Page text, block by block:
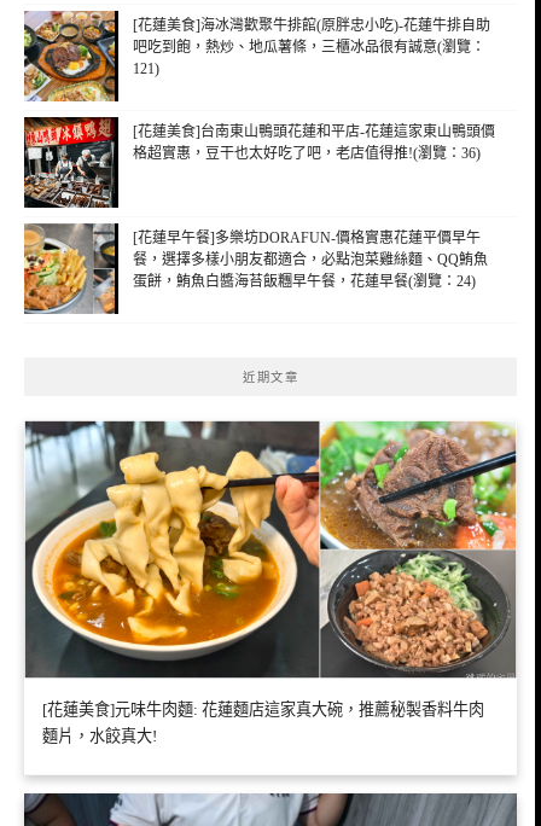
[花蓮美食]海冰灣歡聚牛排館(原胖忠小吃)-花蓮牛排自助
吧吃到飽，熱炒、地瓜薯條，三櫃冰品很有誠意(瀏覽：
121)
[花蓮美食]台南東山鴨頭花蓮和平店-花蓮這家東山鴨頭價
格超實惠，豆干也太好吃了吧，老店值得推!(瀏覽：36)
[花蓮早午餐]多樂坊DORAFUN-價格實惠花蓮平價早午
餐，選擇多樣小朋友都適合，必點泡菜雞絲麵、QQ鮪魚
蛋餅，鮪魚白醬海苔飯糰早午餐，花蓮早餐(瀏覽：24)
近期文章
[花蓮美食]元味牛肉麵: 花蓮麵店這家真大碗，推薦秘製香料牛肉
麵片，水餃真大!